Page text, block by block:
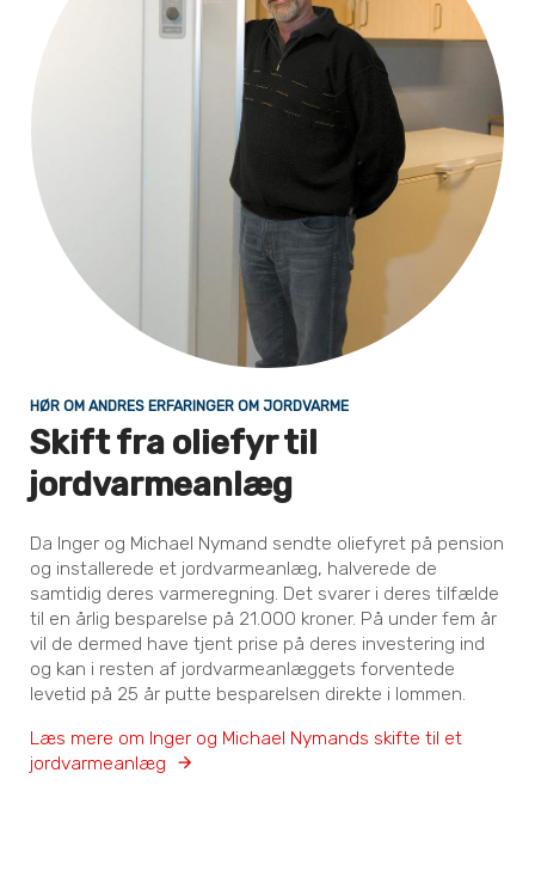
HØR OM ANDRES ERFARINGER OM JORDVARME
Skift fra oliefyr til
jordvarmeanlæg
Da Inger og Michael Nymand sendte oliefyret på pension
og installerede et jordvarmeanlæg, halverede de
samtidig deres varmeregning. Det svarer i deres tilfælde
til en årlig besparelse på 21.000 kroner. På under fem år
vil de dermed have tjent prise på deres investering ind
og kan i resten af jordvarmeanlæggets forventede
levetid på 25 år putte besparelsen direkte i lommen.
Læs mere om Inger og Michael Nymands skifte til et
jordvarmeanlæg